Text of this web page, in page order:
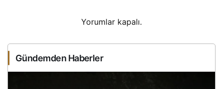
Yorumlar kapalı.
Gündemden Haberler